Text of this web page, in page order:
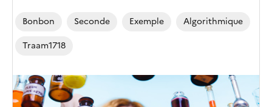
Bonbon Seconde Exemple
Algorithmique
Traam1718